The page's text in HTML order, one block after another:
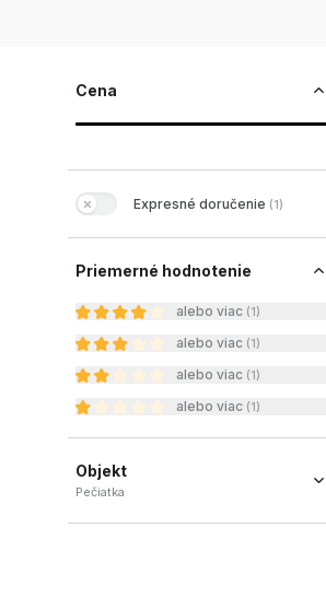
Cena
Expresné doručenie (1)
Priemerné hodnotenie
alebo viac (1)
alebo viac (1)
alebo viac (1)
alebo viac (1)
Objekt
Pečiatka